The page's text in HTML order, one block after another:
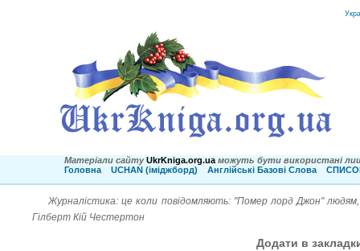
Матеріали сайту UkrKniga.org.ua можуть бути використані
Головна
UCHAN (іміджборд) Англійські Базові Слова
Журналістика: це коли повідомляють: "Помер лорд Джон"
Гілберт Кій Честертон
Додати в